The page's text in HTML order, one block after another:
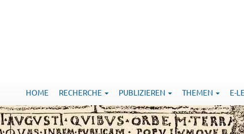
HOME RECHERCHE PUBLIZIEREN THEMEN E-